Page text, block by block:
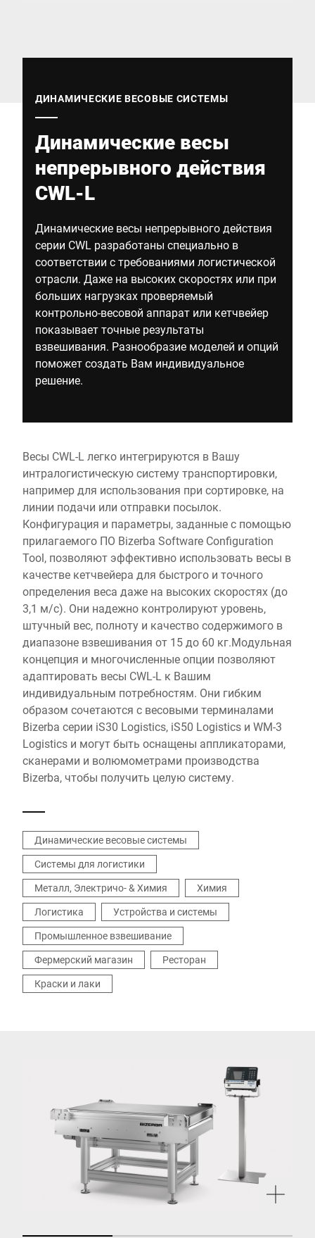
ДИНАМИЧЕСКИЕ ВЕСОВЫЕ СИСТЕМЫ
Динамические весы
непрерывного действия
CWL-L
Динамические весы непрерывного действия
серии CWL разработаны специально в
соответствии с требованиями логистической
отрасли. Даже на высоких скоростях или при
больших нагрузках проверяемый
контрольно-весовой аппарат или кетчвейер
показывает точные результаты
взвешивания. Разнообразие моделей и опций
поможет создать Вам индивидуальное
решение.
Весы CWL-L легко интегрируются в Вашу
интралогистическую систему транспортировки,
например для использования при сортировке, на
линии подачи или отправки посылок.
Конфигурация и параметры, заданные с помощью
прилагаемого ПО Bizerba Software Configuration
Tool, позволяют эффективно использовать весы в
качестве кетчвейера для быстрого и точного
определения веса даже на высоких скоростях (до
3,1 м/с). Они надежно контролируют уровень,
штучный вес, полноту и качество содержимого в
диапазоне взвешивания от 15 до 60 кг.Модульная
концепция и многочисленные опции позволяют
адаптировать весы CWL-L к Вашим
индивидуальным потребностям. Они гибким
образом сочетаются с весовыми терминалами
Bizerba серии iS30 Logistics, iS50 Logistics и WM-3
Logistics и могут быть оснащены аппликаторами,
сканерами и волюмометрами производства
Bizerba, чтобы получить целую систему.
Динамические весовые системы
Системы для логистики
Металл, Электричо- & Химия
Химия
Логистика
Устройства и системы
Промышленное взвешивание
Фермерский магазин
Ресторан
Краски и лаки